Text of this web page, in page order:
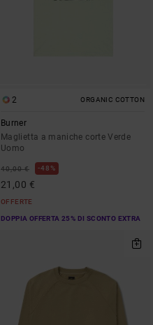
2 ORGANIC COTTON
Burner
Maglietta a maniche corte Verde
Uomo
40,00 € 48%
21,00 €
OFFERTE
DOPPIA OFFERTA 25% DI SCONTO EXTRA